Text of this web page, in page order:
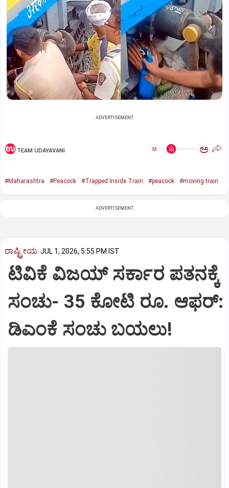
ADVERTISEMENT
TEAM UDAYAVANI ಅ ಅ
#Maharashtra #Peacock #Trapped Inside Train #peacock #moving train
ADVERTISEMENT
ರಾಷ್ಟ್ರೀಯ JUL 1, 2026, 5:55 PM IST
ಟಿವಿಕೆ ವಿಜಯ್‌ ಸರ್ಕಾರ ಪತನಕ್ಕೆ
ಸಂಚು- 35 ಕೋಟಿ ರೂ. ಆಫರ್:‌
ಡಿಎಂಕೆ ಸಂಚು ಬಯಲು!